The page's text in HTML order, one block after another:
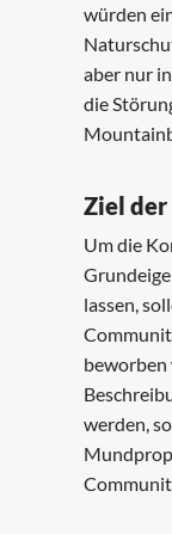
würden
aber nur
die
Ziel
Um die
lassen,
beworben
werden,